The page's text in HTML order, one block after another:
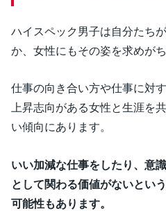
ハイスペック男子は自分たち
か、女性にもその姿を求めがち
仕事の向き合い方や仕事に対
上昇志向がある女性と生涯を
い傾向にあります。
いい加減な仕事をしたり、意
として関わる価値がないとい
可能性もあります。